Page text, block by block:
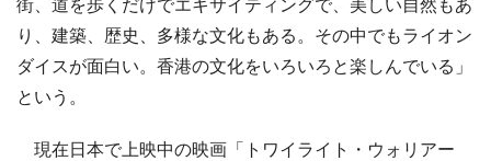
り、建築、歴史、多様な文化もある。その中でもライオン
ダイスが面白い。香港の文化をいろいろと楽しんでいる」
という。
現在日本で上映中の映画「トワイライト・ウォリアー